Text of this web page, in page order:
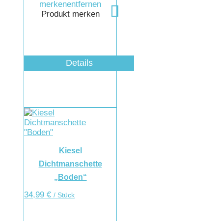
merkenentfernen
Produkt merken
Details
Kiesel
Dichtmanschette
„Boden“
34,99 € / Stück